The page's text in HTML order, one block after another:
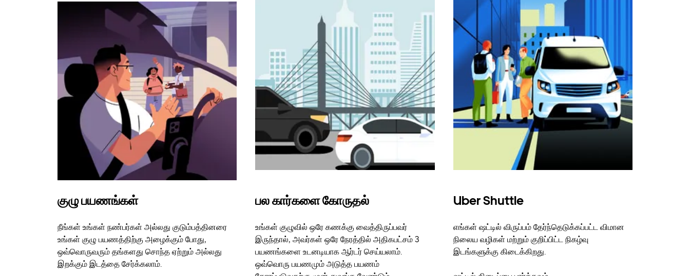
குழு பயணங்கள்
நீங்கள் உங்கள் நண்பர்கள் அல்லது குடும்பத்தினரை
உங்கள் குழு பயணத்திற்கு அழைக்கும் போது,
ஒவ்வொருவரும் தங்களது சொந்த ஏற்றும் அல்லது
இறக்கும் இடத்தை சேர்க்கலாம்.
பல கார்களை கோருதல்
உங்கள் குழுவில் ஒரே கணக்கு வைத்திருப்பவர்
இருந்தால், அவர்கள் ஒரே நேரத்தில் அதிகபட்சம் 3
பயணங்களை உடனடியாக ஆர்டர் செய்யலாம்.
ஒவ்வொரு பயணமும் அடுத்த பயணம்
Uber Shuttle
எங்கள் ஷட்டில் விருப்பம் தேர்ந்தெடுக்கப்பட்ட விமான
நிலைய வழிகள் மற்றும் குறிப்பிட்ட நிகழ்வு
இடங்களுக்கு கிடைக்கிறது.